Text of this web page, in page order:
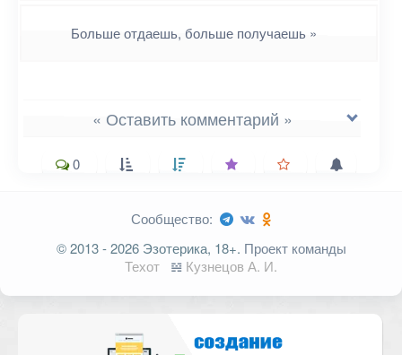
Больше отдаешь, больше получаешь »
« Оставить комментарий »
Ваш адрес email не будет
опубликован.
Обязательные поля
Комментарий
0
Сообщество:
© 2013 - 2026 Эзотерика, 18+. Проект команды
Техот
𝌴 Кузнецов А. И.